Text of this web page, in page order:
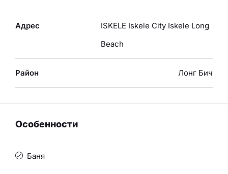
Адрес
ISKELE Iskele City Iskele Long
Beach
Район Лонг Бич
Особенности
Баня